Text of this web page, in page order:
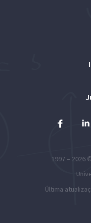
1997 – 2026
Última